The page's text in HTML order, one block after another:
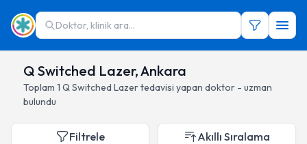
Doktor, klinik ara...
Q Switched Lazer, Ankara
Toplam 1 Q Switched Lazertedavisi yapan doktor - uzman
bulundu
Filtrele Akıllı Sıralama